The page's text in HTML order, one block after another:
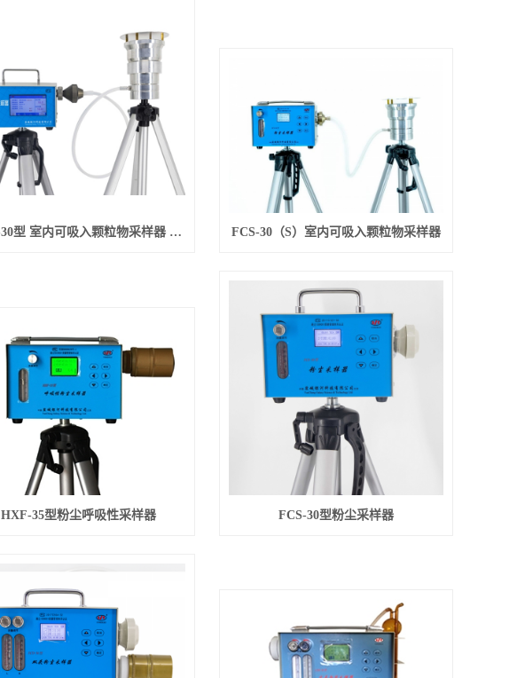
CCZ-30型 室内可吸入颗粒物采样器 新标准 FCS-30（S）室内可吸入颗粒物采样器
HXF-35型粉尘呼吸性采样器 FCS-30型粉尘采样器